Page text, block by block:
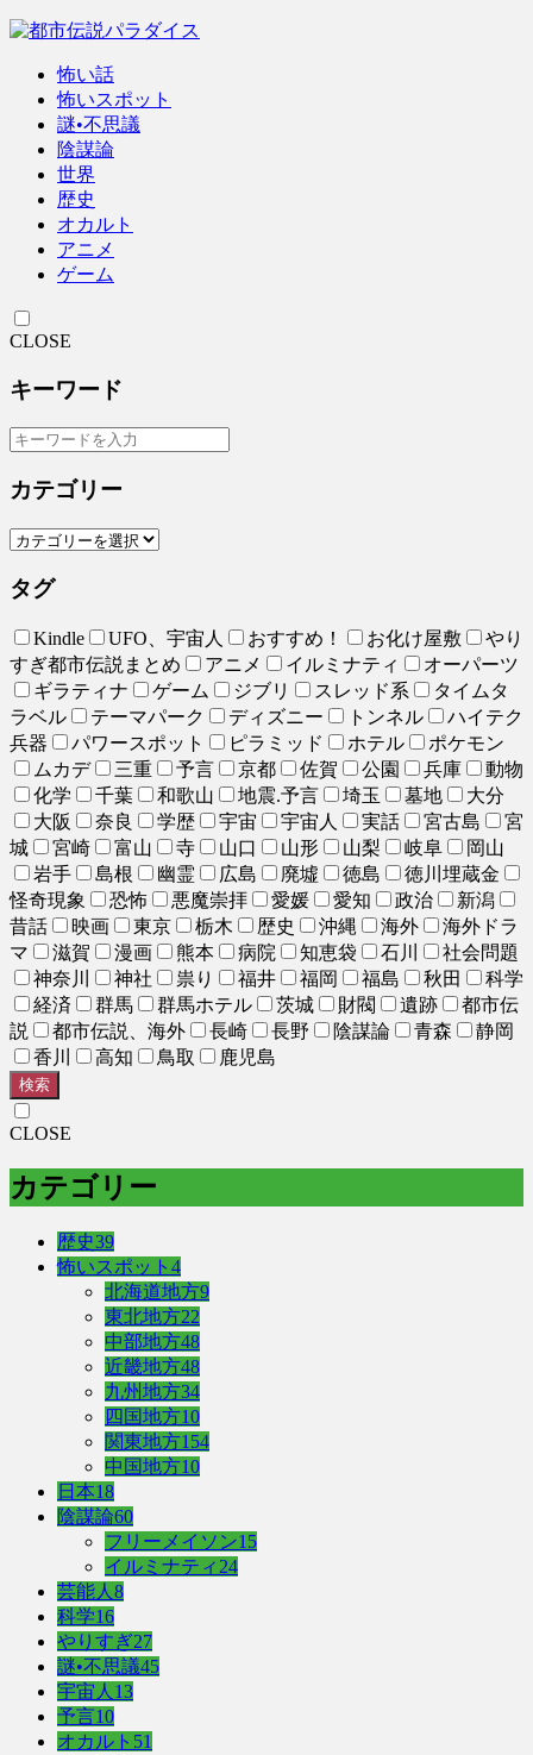
怖い話
怖いスポット
謎•不思議
陰謀論
世界
歴史
オカルト
アニメ
ゲーム
CLOSE
キーワード
カテゴリー
タグ
Kindle UFO、宇宙人 おすすめ！ お化け屋敷
やり
すぎ都市伝説まとめ
アニメ イルミナティ
オーパーツ
ギラティナ
ゲーム ジブリ スレッド系
タイムタ
ラベル
テーマパーク ディズニー トンネル
ハイテク
兵器
パワースポット ピラミッド ホテル
ポケモン
ムカデ
三重 予言 京都 佐賀 公園 兵庫
動物
化学
千葉 和歌山 地震.予言 埼玉 墓地
大分
大阪
奈良 学歴 宇宙 宇宙人 実話 宮古島
宮
城
宮崎 富山 寺 山口 山形 山梨 岐阜
岡山
岩手
島根 幽霊 広島 廃墟 徳島
徳川埋蔵金
怪奇現象
恐怖 悪魔崇拝 愛媛 愛知 政治
新潟
昔話
映画 東京 栃木 歴史 沖縄 海外
海外ドラ
マ
滋賀 漫画 熊本 病院 知恵袋 石川
社会問題
神奈川
神社 祟り 福井 福岡 福島 秋田
科学
経済
群馬 群馬ホテル 茨城 財閥 遺跡
都市伝
説
都市伝説、海外 長崎 長野 陰謀論 青森
静岡
香川
高知 鳥取 鹿児島
検索
CLOSE
カテゴリー
歴史39
怖いスポット 4
北海道地方9
東北地方22
中部地方48
近畿地方48
九州地方34
四国地方10
関東地方154
中国地方10
日本18
陰謀論60
フリーメイソン15
イルミナティ 24
芸能人 8
科学16
やりすぎ27
謎•不思議45
宇宙人 13
予言10
オカルト 51